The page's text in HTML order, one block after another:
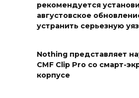
рекомендуется
августовское
устранить серьезную
Nothing представляет
CMF Clip Pro со смарт-
корпусе